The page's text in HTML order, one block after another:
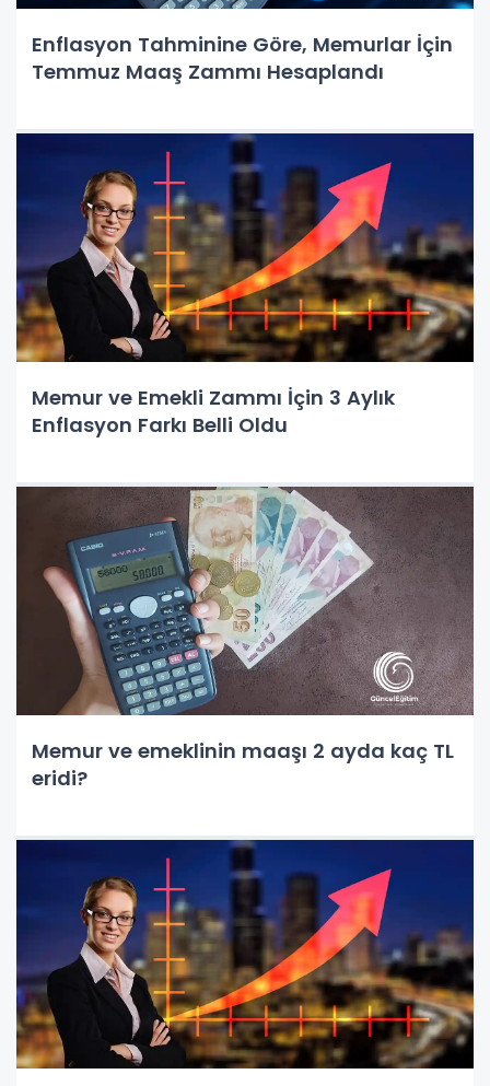
Enflasyon Tahminine Göre, Memurlar İçin
Temmuz Maaş Zammı Hesaplandı
Memur ve Emekli Zammı İçin 3 Aylık
Enflasyon Farkı Belli Oldu
Memur ve emeklinin maaşı 2 ayda kaç TL
eridi?